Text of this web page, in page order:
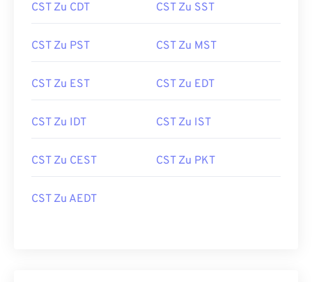
CST Zu CDT CST Zu SST
CST Zu PST CST Zu MST
CST Zu EST CST Zu EDT
CST Zu IDT CST Zu IST
CST Zu CEST CST Zu PKT
CST Zu AEDT